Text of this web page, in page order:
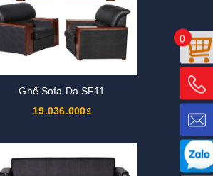
Ghế Sofa Da SF11
19.036.000₫
0